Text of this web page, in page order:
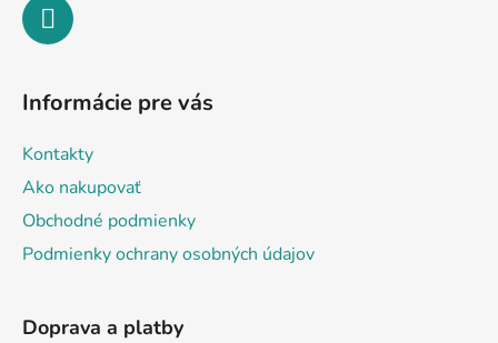
Informácie pre vás
Kontakty
Ako nakupovať
Obchodné podmienky
Podmienky ochrany osobných údajov
Doprava a platby